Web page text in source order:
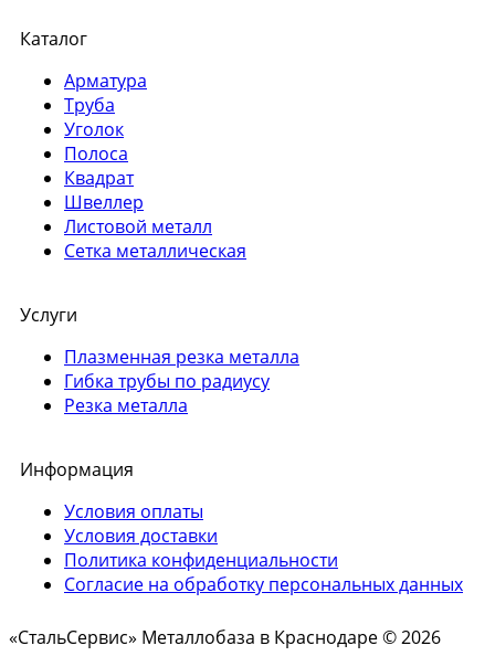
Каталог
Арматура
Труба
Уголок
Полоса
Квадрат
Швеллер
Листовой металл
Сетка металлическая
Услуги
Плазменная резка металла
Гибка трубы по радиусу
Резка металла
Информация
Условия оплаты
Условия доставки
Политика конфиденциальности
Согласие на обработку персональных данных
«СтальСервис» Металлобаза в Краснодаре © 2026